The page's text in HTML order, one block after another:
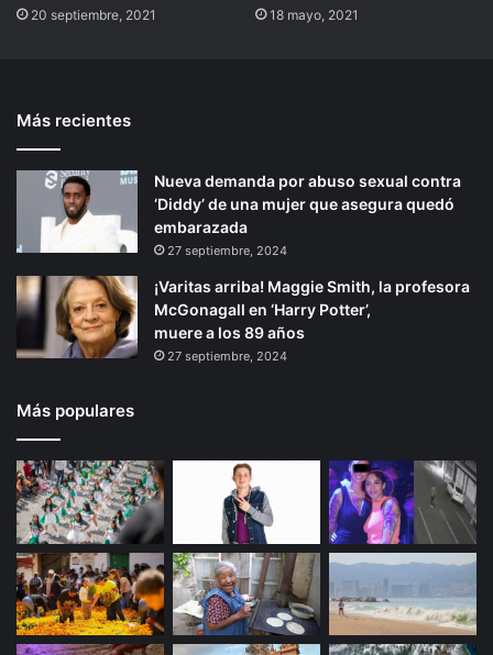
20 septiembre, 2021 18 mayo, 2021
Más recientes
Nueva demanda por abuso sexual contra
‘Diddy’ de una mujer que asegura quedó
embarazada
27 septiembre, 2024
¡Varitas arriba! Maggie Smith, la profesora
McGonagall en ‘Harry Potter’,
muere a los 89 años
27 septiembre, 2024
Más populares